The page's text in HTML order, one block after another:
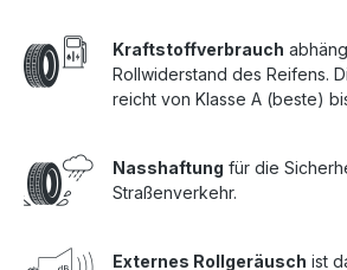
Kraftstoffverbrauch
Rollwiderstand des Reifens.
reicht von Klasse A (beste)
Nasshaftung für die
Straßenverkehr.
Externes Rollgeräusch ist